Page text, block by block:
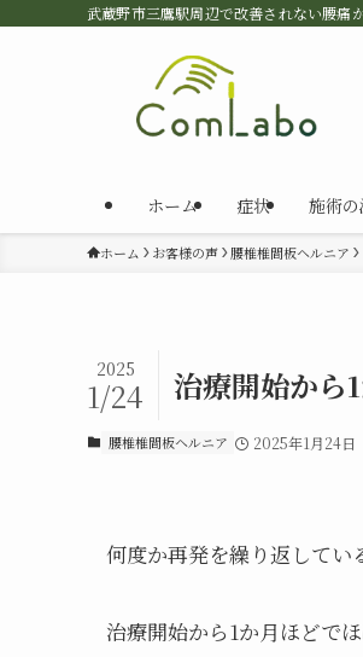
武蔵野市三鷹駅周辺で改善されない腰痛
ホーム 症状 施術
ホーム お客様の声 腰椎椎間板ヘルニア
治療開始から
2025
1/24
腰椎椎間板ヘルニア 2025年1月24日
何度か再発を繰り返してい
治療開始から1か月ほどで